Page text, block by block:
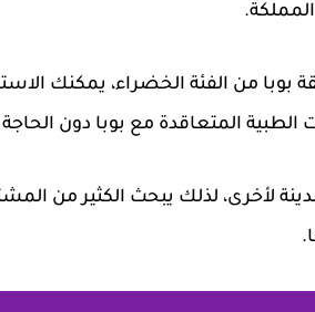
بوبا من الفئة الخضراء، يمكنك
المتعاقدة مع بوبا دون
لأخرى، لذلك يبحث الكثير من